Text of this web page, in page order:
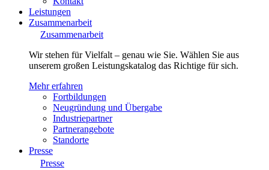
Leistungen
Zusammenarbeit
Zusammenarbeit
Wir stehen für Vielfalt – genau wie Sie. Wählen Sie aus
unserem großen Leistungskatalog das Richtige für sich.
Mehr erfahren
Fortbildungen
Neugründung und Übergabe
Industriepartner
Partnerangebote
Standorte
Presse
Presse